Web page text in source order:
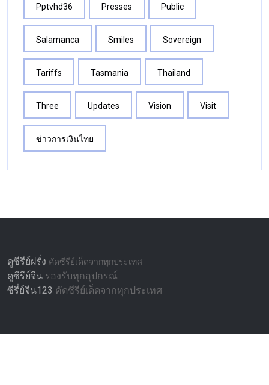
Pptvhd36 Presses Public
Salamanca Smiles Sovereign
Tariffs Tasmania Thailand
Three Updates Vision Visit
ข่าวการเงินไทย
ดูซีรีย์ฝรั่ง คัดซีรีย์เด็ดจากทุกประเทศ
ดูซีรีย์จีน รองรับทุกอุปกรณ์
ซีรี่ย์จีน123 คัดซีรีย์เด็ดจากทุกประเทศ